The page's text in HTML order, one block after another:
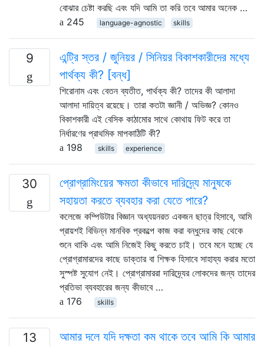
বোঝার চেষ্টা করছি এবং যদি আমি তা করি তবে আমার অনেক …
245
language-agnostic skills
9
এন্ট্রি স্তর / জুনিয়র / সিনিয়র বিকাশকারীদের মধ্যে
পার্থক্য কী? [বন্ধ]
শিরোনাম এবং বেতন ব্যতীত, পার্থক্য কী? তাদের কী আলাদা
আলাদা দায়িত্ব রয়েছে। তারা কতটা জ্ঞানী / অভিজ্ঞ? কোনও
বিকাশকারী এই বেসিক কাঠামোর সাথে কোথায় ফিট করে তা
নির্ধারণের প্রাথমিক মাপকাঠিটি কী?
198
skills experience
30
প্রোগ্রামিংয়ের ক্ষমতা কীভাবে দারিদ্র্যে মানুষকে
সহায়তা করতে ব্যবহার করা যেতে পারে?
কলেজে কম্পিউটার বিজ্ঞান অধ্যয়নরত একজন ছাত্র হিসাবে, আমি
প্রায়শই বিভিন্ন মানবিক প্রকল্পে কাজ করা বন্ধুদের কাছ থেকে
শুনে থাকি এবং আমি নিজেই কিছু করতে চাই। তবে মনে হচ্ছে যে
প্রোগ্রামারদের কাছে ডাক্তার বা শিক্ষক হিসাবে সাহায্য করার মতো
সুস্পষ্ট সুযোগ নেই। প্রোগ্রামাররা দারিদ্র্যের লোকদের জন্য তাদের
প্রতিভা ব্যবহারের জন্য কীভাবে …
176
skills
13
আমার দলে যদি দক্ষতা কম থাকে তবে আমি কি আমার